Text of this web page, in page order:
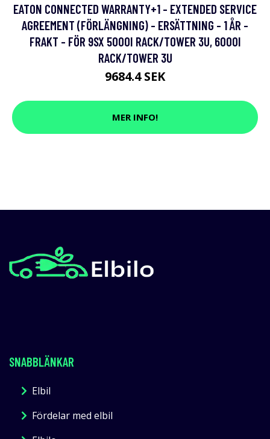
EATON CONNECTED WARRANTY+1 - EXTENDED SERVICE
AGREEMENT (FÖRLÄNGNING) - ERSÄTTNING - 1 ÅR -
FRAKT - FÖR 9SX 5000I RACK/TOWER 3U, 6000I
RACK/TOWER 3U
9684.4 SEK
MER INFO!
SNABBLÄNKAR
Elbil
Fördelar med elbil